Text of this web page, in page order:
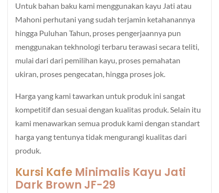
Untuk bahan baku kami menggunakan kayu Jati atau
Mahoni perhutani yang sudah terjamin ketahanannya
hingga Puluhan Tahun, proses pengerjaannya pun
menggunakan tekhnologi terbaru terawasi secara teliti,
mulai dari dari pemilihan kayu, proses pemahatan
ukiran, proses pengecatan, hingga proses jok.
Harga yang kami tawarkan untuk produk ini sangat
kompetitif dan sesuai dengan kualitas produk. Selain itu
kami menawarkan semua produk kami dengan standart
harga yang tentunya tidak mengurangi kualitas dari
produk.
Kursi Kafe Minimalis Kayu Jati
Dark Brown JF-29